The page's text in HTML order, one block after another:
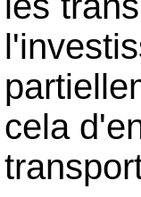
cela